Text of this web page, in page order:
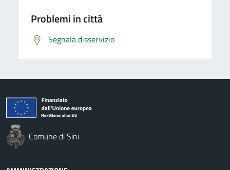
Problemi in città
Segnala disservizio
Comune di Sini